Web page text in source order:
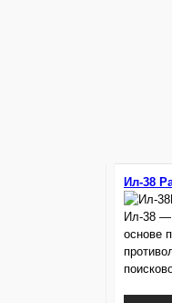
Ил-38
Ил-38 —
основе